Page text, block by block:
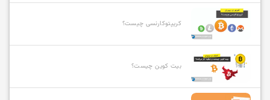
کریپتوکارنسی چیست؟
بیت کوین چیست؟